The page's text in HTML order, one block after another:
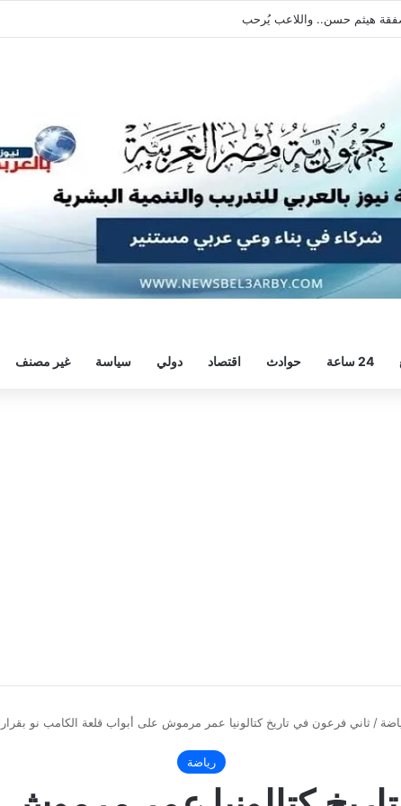
بالعودة الفورية للتدريبات
24 ساعة حوادث اقتصاد دولي سياسة غير مصنف
/ ثاني فرعون في تاريخ كتالونيا عمر مرموش على أبواب قلعة الكامب نو
رياضة